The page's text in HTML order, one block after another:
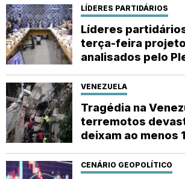
LÍDERES PARTIDÁRIOS
Líderes
terça-feira
analisados pelo
VENEZUELA
Tragédia na
terremotos
deixam ao menos
CENÁRIO GEOPOLÍTICO